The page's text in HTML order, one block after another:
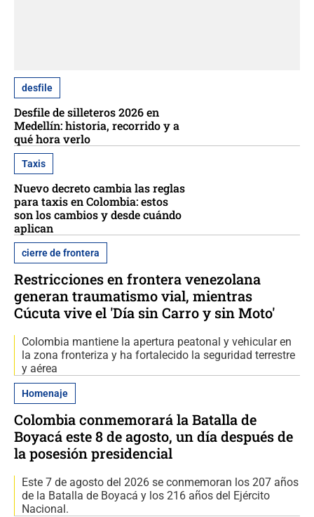
desfile
Desfile de silleteros 2026 en
Medellín: historia, recorrido y a
qué hora verlo
Taxis
Nuevo decreto cambia las reglas
para taxis en Colombia: estos
son los cambios y desde cuándo
aplican
cierre de frontera
Restricciones en frontera venezolana
generan traumatismo vial, mientras
Cúcuta vive el 'Día sin Carro y sin Moto'
Colombia mantiene la apertura peatonal y vehicular en
la zona fronteriza y ha fortalecido la seguridad terrestre
y aérea
Homenaje
Colombia conmemorará la Batalla de
Boyacá este 8 de agosto, un día después de
la posesión presidencial
Este 7 de agosto del 2026 se conmemoran los 207 años
de la Batalla de Boyacá y los 216 años del Ejército
Nacional.